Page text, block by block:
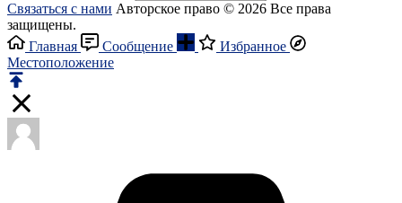
Связаться с нами Авторское право © 2026 Все права
защищены.
Главная
Сообщение
Избранное
Местоположение